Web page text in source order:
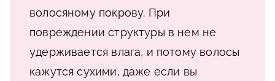
волосяному покрову. При
повреждении структуры в нем не
удерживается влага, и потому волосы
кажутся сухими, даже если вы